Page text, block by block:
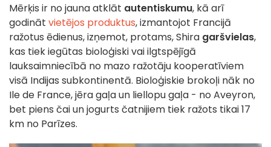
Mērķis ir no jauna atklāt autentiskumu, kā arī
godināt vietējos produktus, izmantojot Francijā
ražotus ēdienus, izņemot, protams, Shira garšvielas,
kas tiek iegūtas bioloģiski vai ilgtspējīgā
lauksaimniecībā no mazo ražotāju kooperatīviem
visā Indijas subkontinentā. Bioloģiskie brokoļi nāk no
Ile de France, jēra gaļa un liellopu gaļa - no Aveyron,
bet piens čai un jogurts čatnijiem tiek ražots tikai 17
km no Parīzes.